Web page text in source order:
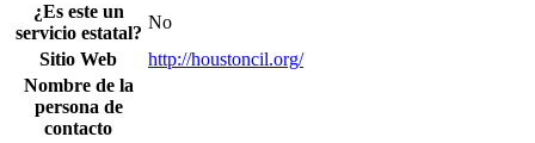
¿Es este un
servicio estatal?
No
Sitio Web
http://houstoncil.org/
Nombre de la
persona de
contacto